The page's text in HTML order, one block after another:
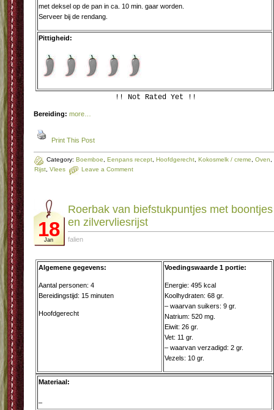
met deksel op de pan in ca. 10 min. gaar worden.
Serveer bij de rendang.
Pittigheid:
!! Not Rated Yet !!
Bereiding: more…
Print This Post
Category: Boemboe Eenpans recept Hoofdgerecht Kokosmelk / creme Oven
Rijst Vlees Leave a Comment
18
Jan
Roerbak van biefstukpuntjes met boontjes
en zilvervliesrijst
falien
Algemene gegevens:
Aantal personen: 4
Bereidingstijd: 15 minuten
Hoofdgerecht
Voedingswaarde 1 portie:
Energie: 495 kcal
Koolhydraten: 68 gr.
– waarvan suikers: 9 gr.
Natrium: 520 mg.
Eiwit: 26 gr.
Vet: 11 gr.
– waarvan verzadigd: 2 gr.
Vezels: 10 gr.
Materiaal:
–